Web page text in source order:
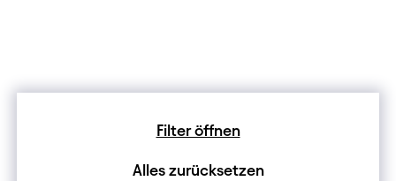
Filter öffnen
Alles zurücksetzen